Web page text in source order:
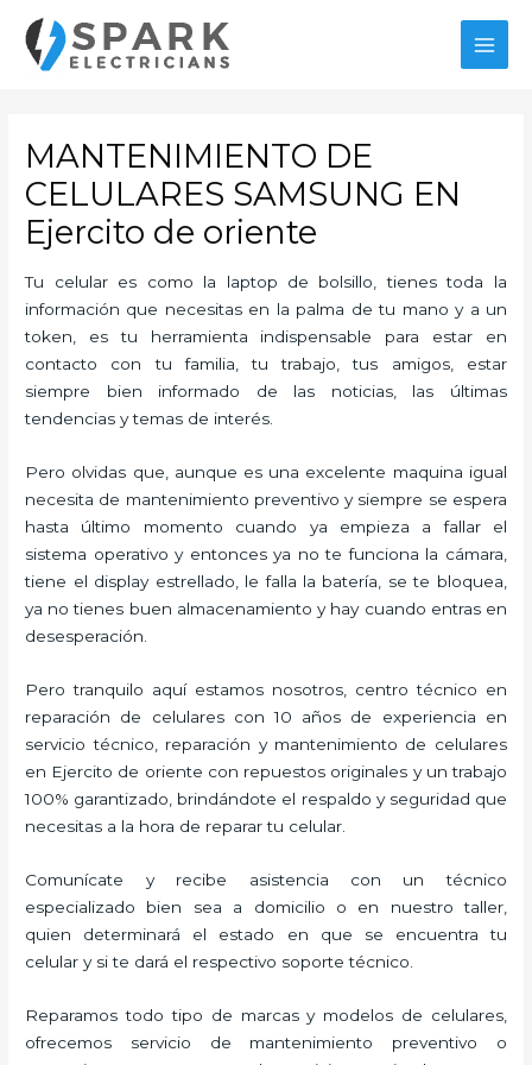
contenido
MANTENIMIENTO DE
CELULARES SAMSUNG EN
Ejercito de oriente
Tu celular es como la laptop de bolsillo, tienes toda la
información que necesitas en la palma de tu mano y a un
token, es tu herramienta indispensable para estar en
contacto con tu familia, tu trabajo, tus amigos, estar
siempre bien informado de las noticias, las últimas
tendencias y temas de interés.
Pero olvidas que, aunque es una excelente maquina igual
necesita de mantenimiento preventivo y siempre se espera
hasta último momento cuando ya empieza a fallar el
sistema operativo y entonces ya no te funciona la cámara,
tiene el display estrellado, le falla la batería, se te bloquea,
ya no tienes buen almacenamiento y hay cuando entras en
desesperación.
Pero tranquilo aquí estamos nosotros, centro técnico en
reparación de celulares con 10 años de experiencia en
servicio técnico, reparación y mantenimiento de celulares
en Ejercito de oriente con repuestos originales y un trabajo
100% garantizado, brindándote el respaldo y seguridad que
necesitas a la hora de reparar tu celular.
Comunícate y recibe asistencia con un técnico
especializado bien sea a domicilio o en nuestro taller,
quien determinará el estado en que se encuentra tu
celular y si te dará el respectivo soporte técnico.
Reparamos todo tipo de marcas y modelos de celulares,
ofrecemos servicio de mantenimiento preventivo o